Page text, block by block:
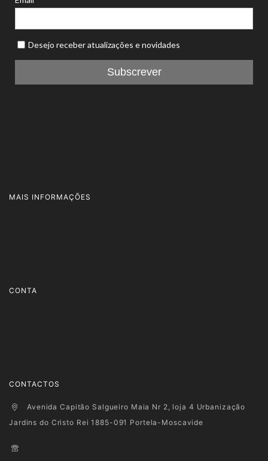
MAIS INFORMAÇÕES
CONTA
CONTACTOS
Avenida Capitão Salgueiro Maia Nr 2, loja 4 Urbanização
Jardins do Cristo Rei 1885-091 Portela-Moscavide